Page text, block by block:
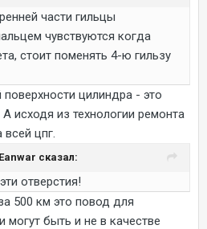
части гильцы
чувствуются когда
стоит поменять 4-ю гильзу
цилиндра - это
исходя из технологии ремонта
цпг.
сказал:
отверстия!
500 км это повод для
могут быть и не в качестве